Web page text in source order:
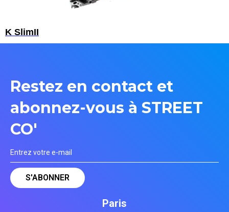
K SlimII
Restez en contact et
abonnez-vous à STREET
CO'
Paris